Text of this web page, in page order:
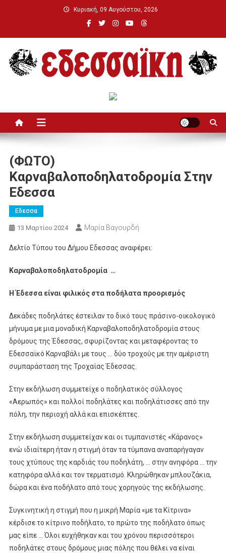
Κυριακή, 09 Αυγούστου, 2026
(ΦΩΤΟ)
Καρναβαλοποδηλατοδρομία Στην
Εδεσσα
Εδεσσα
13 Μαρτίου 2024 Μαρία Βαγουρδή
Δελτίο Τύπου του Δήμου Εδεσσας αναφέρει:
Καρναβαλοποδηλατοδρομία …
Η Έδεσσα είναι φιλικός στα ποδήλατα προορισμός
Δεκάδες ποδηλάτες έστειλαν το δικό τους πράσινο-οικολογικό
μήνυμα με μια μοναδική Καρναβαλοποδηλατοδρομία στους
δρόμους της Έδεσσας, σφυρίζοντας και μεταφέροντας το
Εδεσσαϊκό Καρναβάλι με τους … δύο τροχούς με την αμέριστη
συμπαράσταση της Τροχαίας Έδεσσας.
Στην εκδήλωση συμμετείχε ο ποδηλατικός σύλλογος
«Αερωπός» και πολλοί ποδηλάτες και ποδηλάτισσες από την
πόλη, την περιοχή αλλά και επισκέπτες.
Στην εκδήλωση συμμετείχαν και οι τυμπανιστές «Κάρανος»
ενώ ιδιαίτερη ήταν η στιγμή όταν τα τύμπανα αναπαρήγαγαν
τους χτύπους της καρδιάς του ποδηλάτη, … στην ανηφόρα … την
κατηφόρα αλλά και τον τερματισμό. Κληρώθηκαν μπλουζάκια,
δώρα και ένα ποδήλατο από τους χορηγούς της εκδήλωσης.
Συγκινητική η στιγμή που η μικρή Μαρία «με τα Κίτρινα»
κέρδισε το κίτρινο ποδήλατο, το πρώτο της ποδήλατο όπως
μας είπε … Όλοι ευχήθηκαν και του χρόνου περισσότεροι
ποδηλάτες στους δρόμους μιας πόλης που θέλει να είναι